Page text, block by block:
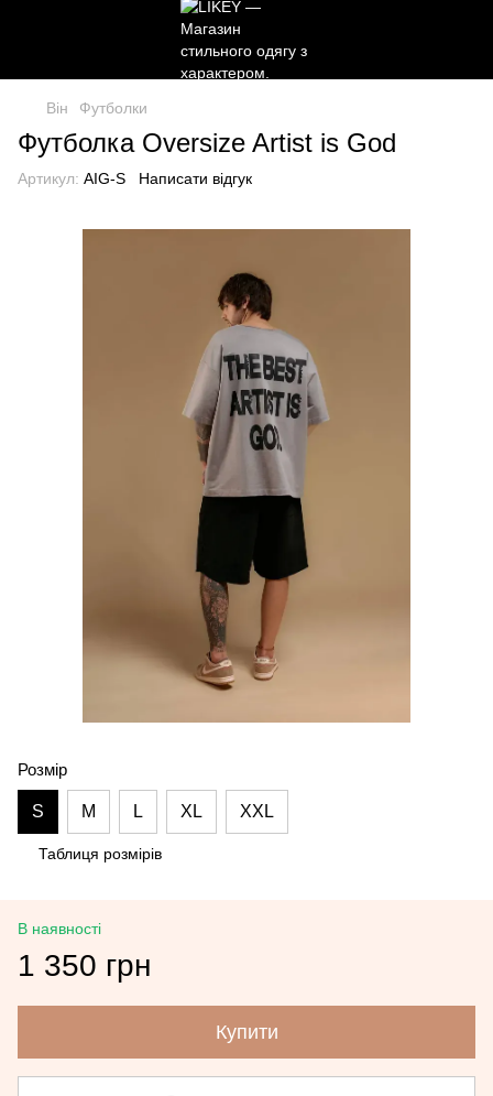
Він Футболки
Футболка Oversize Artist is God
Артикул: AIG-S Написати відгук
Розмір
S M L XL XXL
Таблиця розмірів
В наявності
1 350 грн
Купити